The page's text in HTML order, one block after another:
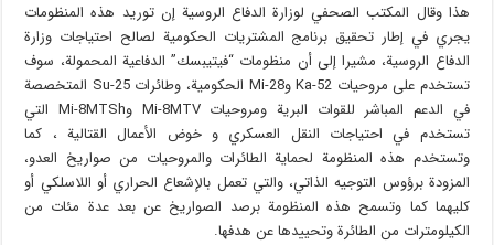
هذا وقال المكتب الصحفي لوزارة الدفاع الروسية إن توريد هذه المنظومات
يجري في إطار تحقيق برنامج المشتريات الحكومية لصالح احتياجات وزارة
الدفاع الروسية، مشيرا إلى أن منظومات “فيتيبسك” الدفاعية المحمولة، سوف
تستخدم على مروحيات Ka-52 وMi-28 الحكومية، وطائرات Su-25 المتخصصة
في الدعم المباشر للقوات البرية ومروحيات Mi-8MTV وMi-8MTSh التي
تستخدم في احتياجات النقل العسكري و خوض الأعمال القتالية ، كما
وتستخدم هذه المنظومة لحماية الطائرات والمروحيات من صواريخ العدو،
المزودة برؤوس التوجيه الذاتي، والتي تعمل بالإشعاع الحراري أو اللاسلكي أو
كليهما كما وتسمح هذه المنظومة برصد الصواريخ عن بعد عدة مئات من
الكيلومترات من الطائرة وتحييدها عن هدفها.